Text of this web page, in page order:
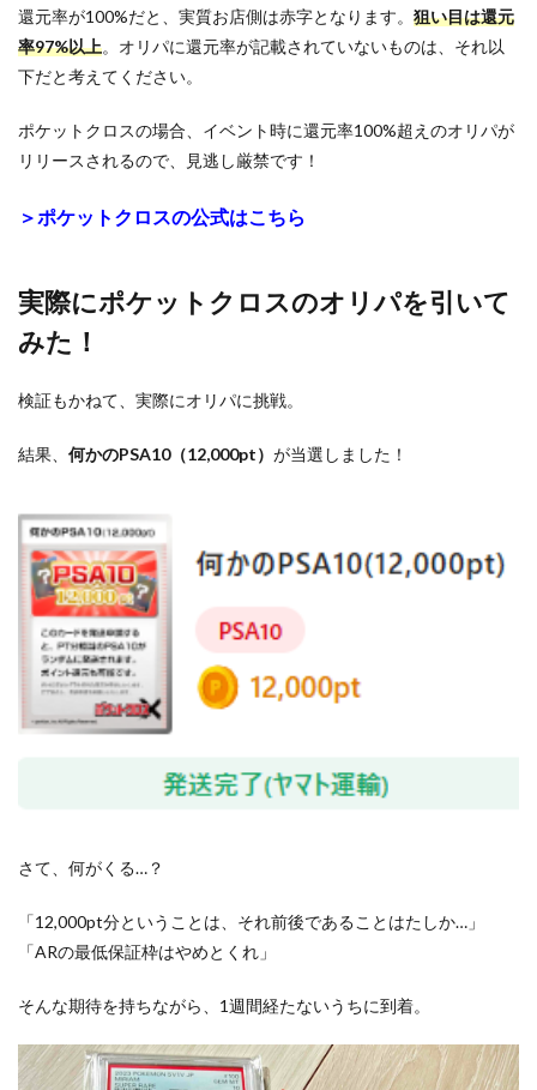
還元率が100%だと、実質お店側は赤字となります。 狙い目は還元
率97%以上。オリパに還元率が記載されていないものは、それ以
下だと考えてください。
ポケットクロスの場合、イベント時に還元率100%超えのオリパが
リリースされるので、見逃し厳禁です！
＞ポケットクロスの公式はこちら
実際にポケットクロスのオリパを引いて
みた！
検証もかねて、実際にオリパに挑戦。
結果、 何かのPSA10（12,000pt） が当選しました！
さて、何がくる…？
「12,000pt分ということは、それ前後であることはたしか…」
「ARの最低保証枠はやめとくれ」
そんな期待を持ちながら、1週間経たないうちに到着。